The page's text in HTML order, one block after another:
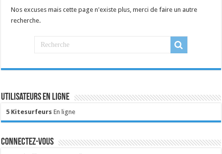
Nos excuses mais cette page n'existe plus, merci de faire un autre
recherche.
Utilisateurs en ligne
5 Kitesurfeurs En ligne
Connectez-vous